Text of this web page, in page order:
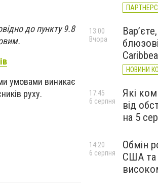
до пункту 9.8
умовами виникає
руху.
НОВИНИ
13:00
Вчора
Які
від
на 5
17:45
6 серпня
Обмін
США та
14:20
6 серпня